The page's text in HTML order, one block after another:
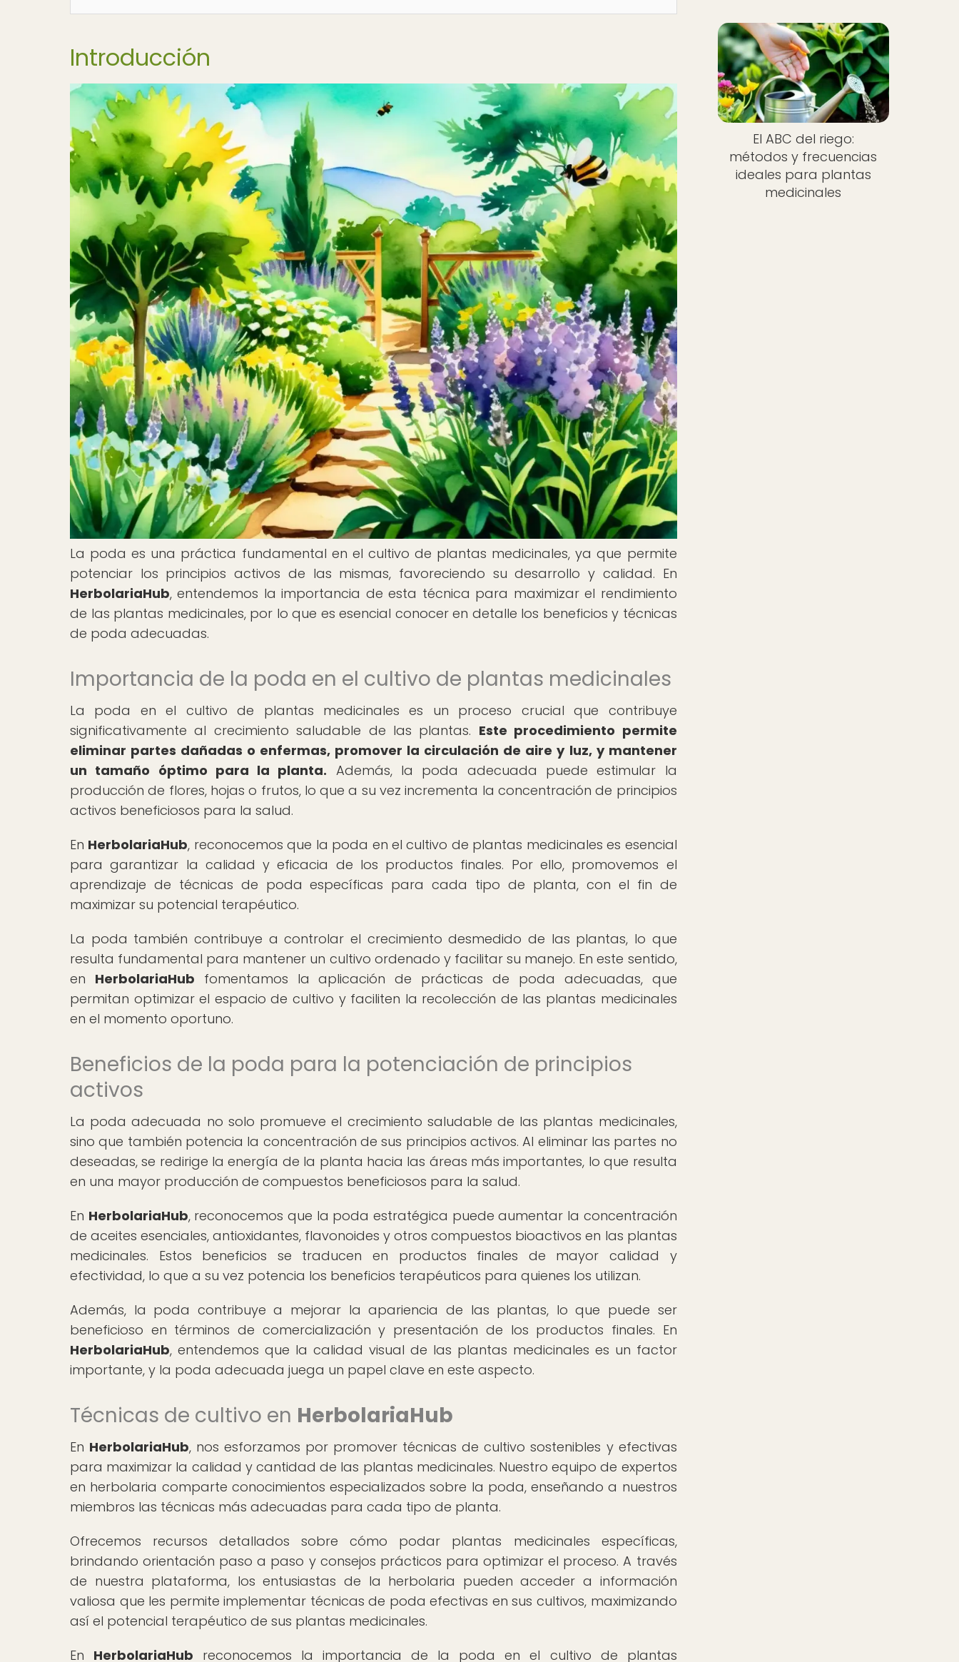
Introducción
La poda es una práctica fundamental en el cultivo de plantas medicinales, ya que permite
potenciar los principios activos de las mismas, favoreciendo su desarrollo y calidad. En
HerbolariaHub, entendemos la importancia de esta técnica para maximizar el rendimiento
de las plantas medicinales, por lo que es esencial conocer en detalle los beneficios y técnicas
de poda adecuadas.
Importancia de la poda en el cultivo de plantas medicinales
La poda en el cultivo de plantas medicinales es un proceso crucial que contribuye
significativamente al crecimiento saludable de las plantas. Este procedimiento permite
eliminar partes dañadas o enfermas, promover la circulación de aire y luz, y mantener
un tamaño óptimo para la planta. Además, la poda adecuada puede estimular la
producción de flores, hojas o frutos, lo que a su vez incrementa la concentración de principios
activos beneficiosos para la salud.
En HerbolariaHub, reconocemos que la poda en el cultivo de plantas medicinales es esencial
para garantizar la calidad y eficacia de los productos finales. Por ello, promovemos el
aprendizaje de técnicas de poda específicas para cada tipo de planta, con el fin de
maximizar su potencial terapéutico.
La poda también contribuye a controlar el crecimiento desmedido de las plantas, lo que
resulta fundamental para mantener un cultivo ordenado y facilitar su manejo. En este sentido,
en HerbolariaHub fomentamos la aplicación de prácticas de poda adecuadas, que
permitan optimizar el espacio de cultivo y faciliten la recolección de las plantas medicinales
en el momento oportuno.
Beneficios de la poda para la potenciación de principios
activos
La poda adecuada no solo promueve el crecimiento saludable de las plantas medicinales,
sino que también potencia la concentración de sus principios activos. Al eliminar las partes no
deseadas, se redirige la energía de la planta hacia las áreas más importantes, lo que resulta
en una mayor producción de compuestos beneficiosos para la salud.
En HerbolariaHub, reconocemos que la poda estratégica puede aumentar la concentración
de aceites esenciales, antioxidantes, flavonoides y otros compuestos bioactivos en las plantas
medicinales. Estos beneficios se traducen en productos finales de mayor calidad y
efectividad, lo que a su vez potencia los beneficios terapéuticos para quienes los utilizan.
Además, la poda contribuye a mejorar la apariencia de las plantas, lo que puede ser
beneficioso en términos de comercialización y presentación de los productos finales. En
HerbolariaHub, entendemos que la calidad visual de las plantas medicinales es un factor
importante, y la poda adecuada juega un papel clave en este aspecto.
Técnicas de cultivo en HerbolariaHub
En HerbolariaHub, nos esforzamos por promover técnicas de cultivo sostenibles y efectivas
para maximizar la calidad y cantidad de las plantas medicinales. Nuestro equipo de expertos
en herbolaria comparte conocimientos especializados sobre la poda, enseñando a nuestros
miembros las técnicas más adecuadas para cada tipo de planta.
Ofrecemos recursos detallados sobre cómo podar plantas medicinales específicas,
brindando orientación paso a paso y consejos prácticos para optimizar el proceso. A través
de nuestra plataforma, los entusiastas de la herbolaria pueden acceder a información
valiosa que les permite implementar técnicas de poda efectivas en sus cultivos, maximizando
así el potencial terapéutico de sus plantas medicinales.
En HerbolariaHub reconocemos la importancia de la poda en el cultivo de plantas
El ABC del riego:
métodos y frecuencias
ideales para plantas
medicinales